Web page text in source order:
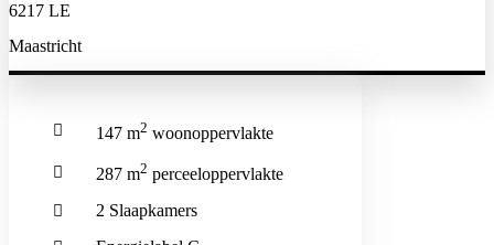
6217 LE
Maastricht
147 m2 woonoppervlakte
287 m2 perceeloppervlakte
2 Slaapkamers